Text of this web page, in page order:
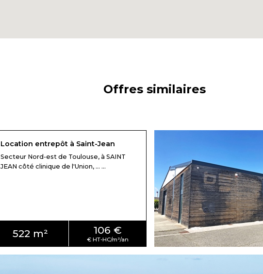
Offres similaires
Location entrepôt à Saint-Jean
Secteur Nord-est de Toulouse, à SAINT
JEAN côté clinique de l'Union, ... ...
522 m² 106 €